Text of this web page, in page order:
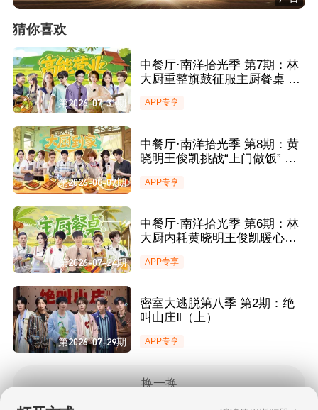
猜你喜欢
第2026-07-31期
中餐厅·南洋拾光季 第7期：林
大厨重整旗鼓征服主厨餐桌 王
APP专享
第2026-08-07期
中餐厅·南洋拾光季 第8期：黄
晓明王俊凯挑战“上门做饭” 海
APP专享
第2026-07-24期
中餐厅·南洋拾光季 第6期：林
大厨内耗黄晓明王俊凯暖心安
APP专享
第2026-07-29期
密室大逃脱第八季 第2期：绝
叫山庄Ⅱ（上）
APP专享
换一换